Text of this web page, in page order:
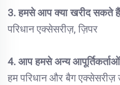
3. हमसे आप क्या खरीद सकते
परिधान एक्सेसरीज़, ज़िपर
4. आप हमसे अन्य
हम परिधान और बैग एक्सेसरीज़